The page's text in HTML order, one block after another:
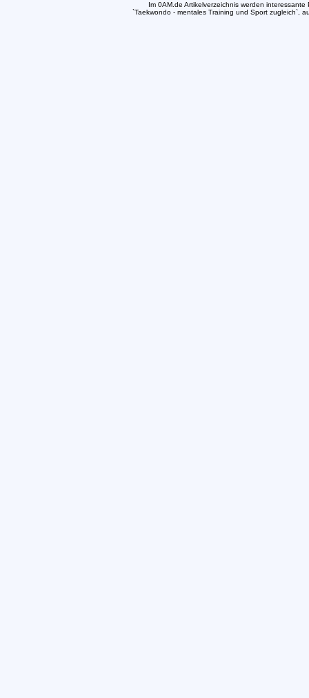
Im 0AM.de Artikelverzeichnis werden
`Taekwondo - mentales Training und Sport zugleich`,